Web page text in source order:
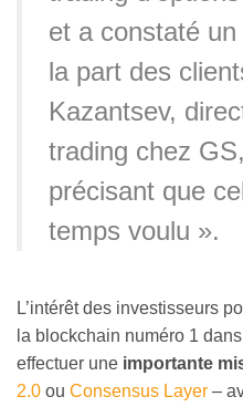
et a constaté
la part des
Kazantsev,
trading chez
précisant que
temps voulu ».
L’intérêt des investisseurs
la blockchain numéro 1
effectuer une importante
2.0 ou Consensus Layer –